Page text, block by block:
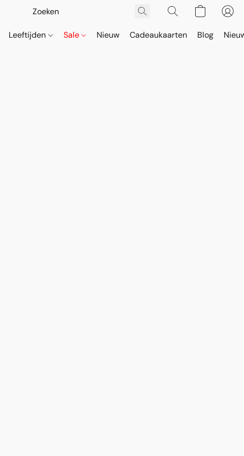
Leeftijden Sale Nieuw Cadeaukaarten Blog